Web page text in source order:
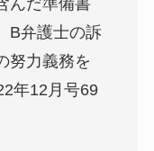
B弁護士の訴
努力義務を
年12月号69